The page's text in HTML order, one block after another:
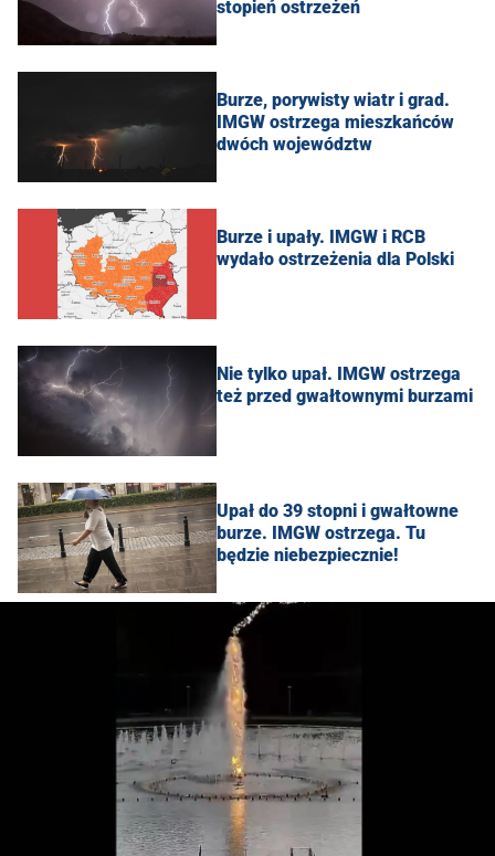
stopień ostrzeżeń
Burze, porywisty wiatr i grad.
IMGW ostrzega mieszkańców
dwóch województw
Burze i upały. IMGW i RCB
wydało ostrzeżenia dla Polski
Nie tylko upał. IMGW ostrzega
też przed gwałtownymi burzami
Upał do 39 stopni i gwałtowne
burze. IMGW ostrzega. Tu
będzie niebezpiecznie!